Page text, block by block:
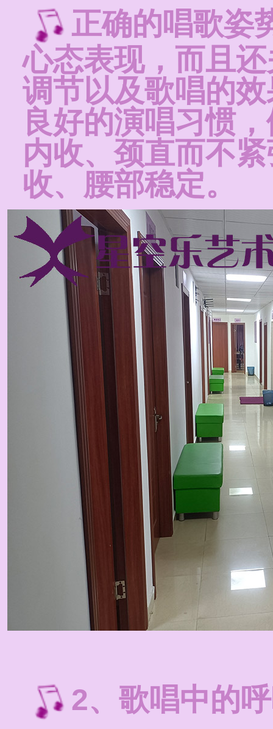
正确的唱歌姿
心态表现，而且
调节以及歌唱的
良好的演唱习惯
内收、颈直而不
收、腰部稳定。
2、歌唱中的